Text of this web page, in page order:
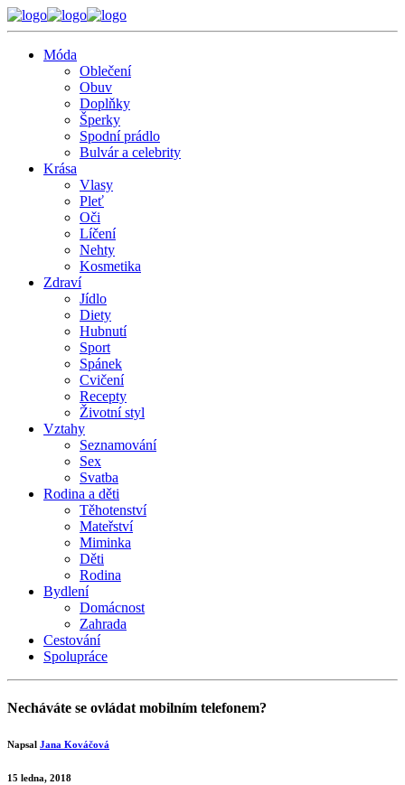
Móda
Oblečení
Obuv
Doplňky
Šperky
Spodní prádlo
Bulvár a celebrity
Krása
Vlasy
Pleť
Oči
Líčení
Nehty
Kosmetika
Zdraví
Jídlo
Diety
Hubnutí
Sport
Spánek
Cvičení
Recepty
Životní styl
Vztahy
Seznamování
Sex
Svatba
Rodina a děti
Těhotenství
Mateřství
Miminka
Děti
Rodina
Bydlení
Domácnost
Zahrada
Cestování
Spolupráce
Necháváte se ovládat mobilním telefonem?
Napsal Jana Kováčová
15 ledna, 2018